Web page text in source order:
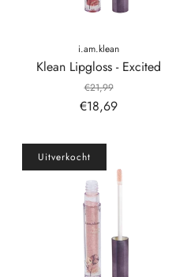
i.am.klean
Klean Lipgloss - Excited
€21,99
€18,69
Uitverkocht